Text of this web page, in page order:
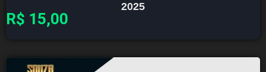
2025
R$ 15,00